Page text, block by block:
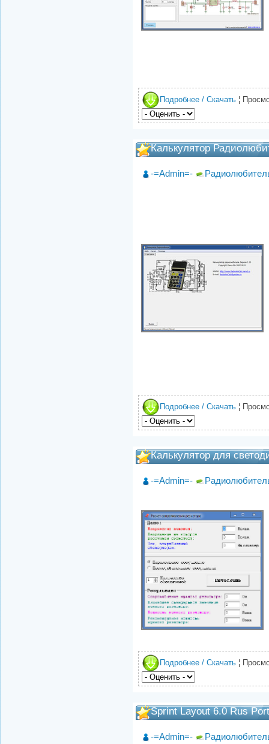
Подробнее / Скачать ¦
Калькулятор
-=Admin=-
Подробнее / Скачать ¦
Калькулятор для
-=Admin=-
Подробнее / Скачать ¦
Sprint Layout 6.0 Rus
-=Admin=-